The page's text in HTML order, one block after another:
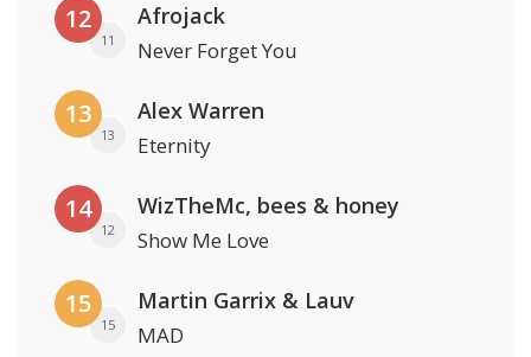
12
11
Afrojack
Never Forget You
13
13
Alex Warren
Eternity
14
12
WizTheMc, bees & honey
Show Me Love
15
15
Martin Garrix & Lauv
MAD